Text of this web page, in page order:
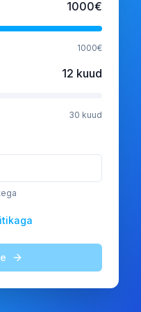
1000€
1000€
12 kuud
30 kuud